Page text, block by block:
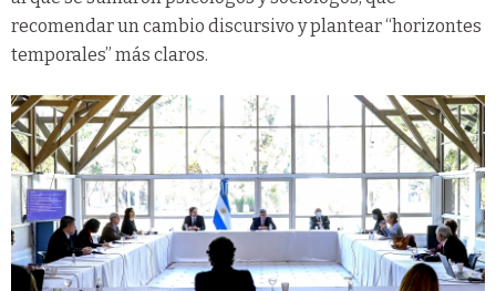
recomendar un cambio discursivo y plantear “horizontes
temporales” más claros.